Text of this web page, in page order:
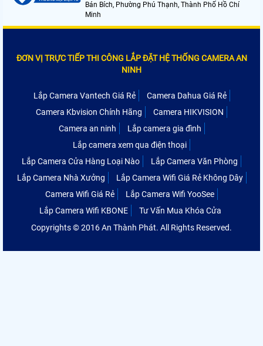
Bán Bích, Phường Phú Thạnh, Thành Phố Hồ Chí
Minh
ĐƠN VỊ TRỰC TIẾP THI CÔNG LẮP ĐẶT HỆ THỐNG CAMERA AN
NINH
Lắp Camera Vantech Giá Rẻ
Camera Dahua Giá Rẻ
Camera Kbvision Chính Hãng
Camera HIKVISION
Camera an ninh
Lắp camera gia đình
Lắp camera xem qua điện thoại
Lắp Camera Cửa Hàng Loại Nào
Lắp Camera Văn Phòng
Lắp Camera Nhà Xưởng
Lắp Camera Wifi Giá Rẻ Không Dây
Camera Wifi Giá Rẻ
Lắp Camera Wifi YooSee
Lắp Camera Wifi KBONE
Tư Vấn Mua Khóa Cửa
Copyrights © 2016 An Thành Phát. All Rights Reserved.